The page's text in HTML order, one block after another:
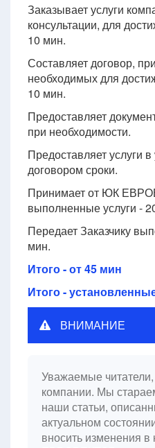
Заказывает услуги
консультации, для
10 мин.
Составляет договор,
необходимых для
10 мин.
Предоставляет
при необходимости.
Предоставляет услуги
договором сроки.
Принимает от ЮК
выполненные услуги -
Передает Заказчику
мин.
Итого - от 45 мин
Итого -
ВНИМАНИЕ
Уважаемые
компании. Мы
наши статьи,
актуальном
вносить изменения